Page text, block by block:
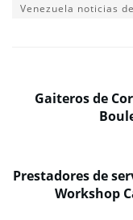
Venezuela noticias
Gaiteros de
Prestadores de
Workshop